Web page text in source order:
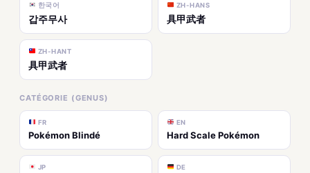
한국어
갑주무사
ZH-HANS
具甲武者
ZH-HANT
具甲武者
CATÉGORIE (GENUS)
FR
Pokémon Blindé
EN
Hard Scale Pokémon
JP DE